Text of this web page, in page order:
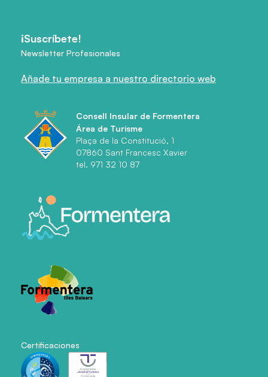
¡Suscríbete!
Newsletter Profesionales
Añade tu empresa a nuestro directorio web
Consell Insular de Formentera
Área de Turisme
Plaça de la Constitució, 1
07860 Sant Francesc Xavier
tel. 971 32 10 87
Certificaciones